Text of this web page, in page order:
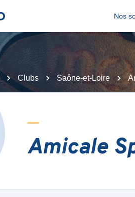
Nos
Clubs Saône-et-Loire
Amicale